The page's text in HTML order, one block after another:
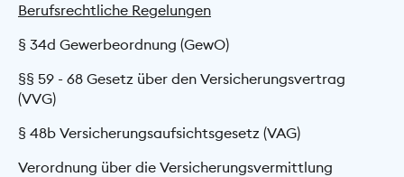
Berufsrechtliche Regelungen
§ 34d Gewerbeordnung (GewO)
§§ 59 - 68 Gesetz über den Versicherungs­vertrag
(VVG)
§ 48b Versicherungsaufsichtsgesetz (VAG)
Verordnung über die Versicherungsvermittlung